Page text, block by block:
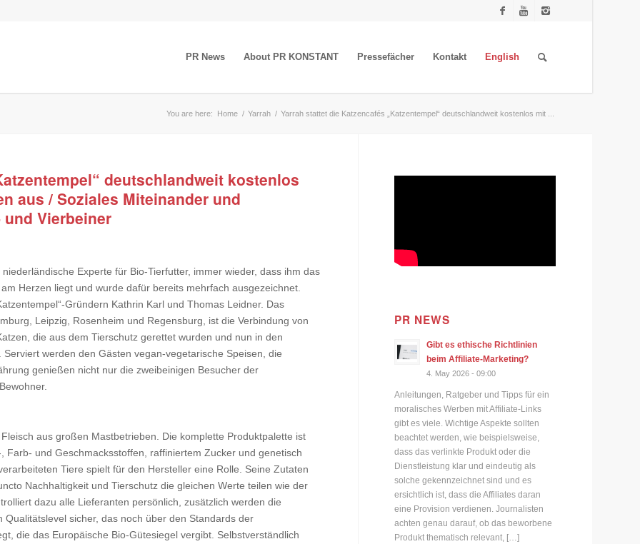
PR News About PR KONSTANT Pressefächer Kontakt English
You are here: Home / Yarrah / Yarrah stattet die Katzencafés „Katzentempel“ deutschlandweit kostenlos mit ...
deutschlandweit kostenlos
aus / Soziales Miteinander und
Vierbeiner
Experte für Bio-Tierfutter, immer wieder, dass ihm das
Herzen liegt und wurde dafür bereits mehrfach ausgezeichnet.
Gründern Kathrin Karl und Thomas Leidner. Das
Leipzig, Rosenheim und Regensburg, ist die Verbindung von
die aus dem Tierschutz gerettet wurden und nun in den
Serviert werden den Gästen vegan-vegetarische Speisen, die
genießen nicht nur die zweibeinigen Besucher der
aus großen Mastbetrieben. Die komplette Produktpalette ist
Farb- und Geschmacksstoffen, raffiniertem Zucker und genetisch
Tiere spielt für den Hersteller eine Rolle. Seine Zutaten
Nachhaltigkeit und Tierschutz die gleichen Werte teilen wie der
dazu alle Lieferanten persönlich, zusätzlich werden die
sicher, das noch über den Standards der
die das Europäische Bio-Gütesiegel vergibt. Selbstverständlich
PR NEWS
Gibt es ethische Richtlinien
beim Affiliate-Marketing?
4. May 2026 - 09:00
Anleitungen, Ratgeber und Tipps für ein
moralisches Werben mit Affiliate-Links
gibt es viele. Wichtige Aspekte sollten
beachtet werden, wie beispielsweise,
dass das verlinkte Produkt oder die
Dienstleistung klar und eindeutig als
solche gekennzeichnet sind und es
ersichtlich ist, dass die Affiliates daran
eine Provision verdienen. Journalisten
achten genau darauf, ob das beworbene
Produkt thematisch relevant, […]